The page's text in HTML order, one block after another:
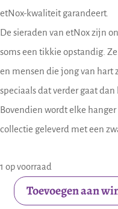
etNox-kwaliteit garandeert.
De sieraden van etNox zijn
soms een tikkie opstandig.
en mensen die jong van hart
speciaals dat verder gaat dan
Bovendien wordt elke
collectie geleverd met een
1 op voorraad
Verzilverde
Toevoegen aan